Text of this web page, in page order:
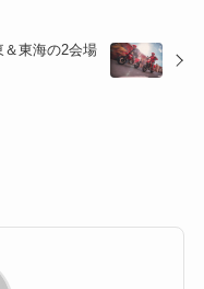
東海の2会場